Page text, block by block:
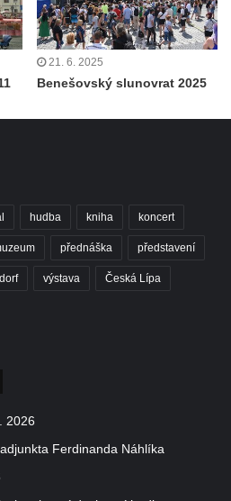
21. 6. 2025
Benešovský slunovrat 2025
hudba kniha koncert
přednáška představení
výstava Česká Lípa
2026
Ferdinanda Náhlíka